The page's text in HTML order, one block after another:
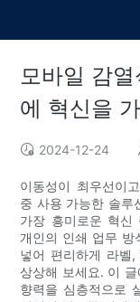
모바일 감
에 혁신을
2024-12-24
이동성이 최우선이
중 사용 가능한 솔루
가장 흥미로운 혁신
개인의 인쇄 업무 방
넣어 편리하게 라벨
상상해 보세요. 이
향력을 심층적으로